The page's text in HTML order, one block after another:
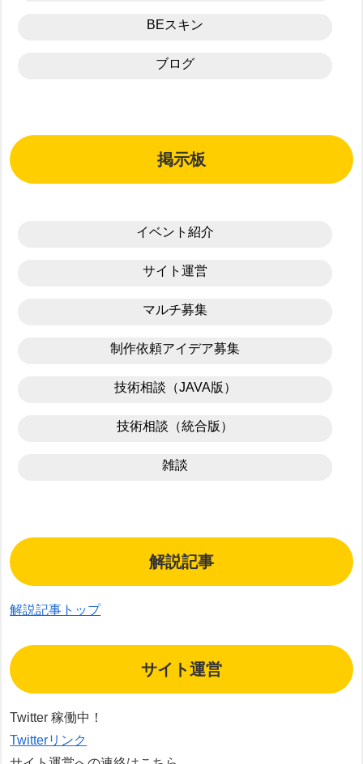
BEスキン
ブログ
掲示板
イベント紹介
サイト運営
マルチ募集
制作依頼アイデア募集
技術相談（JAVA版）
技術相談（統合版）
雑談
解説記事
解説記事トップ
サイト運営
Twitter 稼働中！
Twitterリンク